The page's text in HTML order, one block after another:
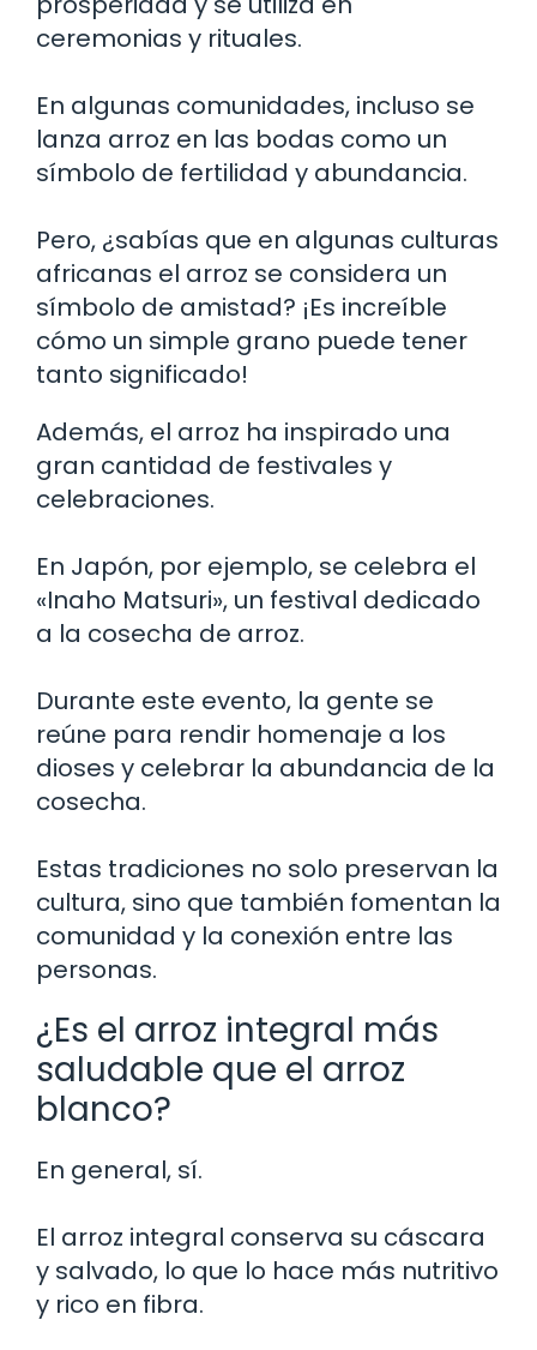
ceremonias y rituales.
En algunas comunidades, incluso se
lanza arroz en las bodas como un
símbolo de fertilidad y abundancia.
Pero, ¿sabías que en algunas culturas
africanas el arroz se considera un
símbolo de amistad? ¡Es increíble
cómo un simple grano puede tener
tanto significado!
Además, el arroz ha inspirado una
gran cantidad de festivales y
celebraciones.
En Japón, por ejemplo, se celebra el
«Inaho Matsuri», un festival dedicado
a la cosecha de arroz.
Durante este evento, la gente se
reúne para rendir homenaje a los
dioses y celebrar la abundancia de la
cosecha.
Estas tradiciones no solo preservan la
cultura, sino que también fomentan la
comunidad y la conexión entre las
personas.
¿Es el arroz integral más
saludable que el arroz
blanco?
En general, sí.
El arroz integral conserva su cáscara
y salvado, lo que lo hace más nutritivo
y rico en fibra.